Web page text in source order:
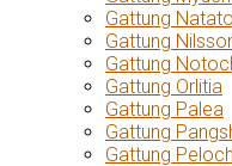
Gattung
Gattung
Gattung
Gattung Orlitia
Gattung Palea
Gattung
Gattung